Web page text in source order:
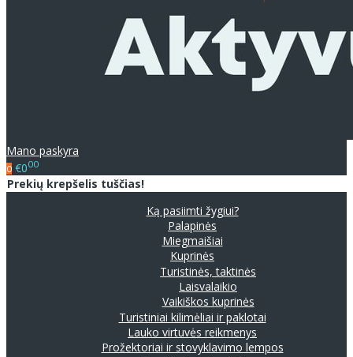
Mano paskyra
0 €000
Prekių krepšelis tuščias!
Ką pasiimti žygiui?
Palapinės
Miegmaišiai
Kuprinės
Turistinės, taktinės
Laisvalaikio
Vaikiškos kuprinės
Turistiniai kilimėliai ir paklotai
Lauko virtuvės reikmenys
Prožektoriai ir stovyklavimo lempos